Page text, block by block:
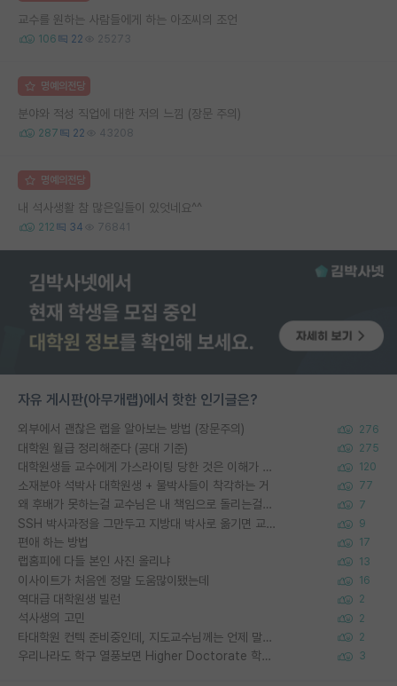
교수를 원하는 사람들에게 하는 아조씨의 조언
106 22 25273
명예의전당
분야와 적성 직업에 대한 저의 느낌 (장문 주의)
287 22 43208
명예의전당
내 석사생활 참 많은일들이 있엇네요^^
212 34 76841
자유 게시판(아무개랩)에서 핫한 인기글은?
외부에서 괜찮은 랩을 알아보는 방법 (장문주의) 276
대학원 월급 정리해준다 (공대 기준) 275
대학원생들 교수에게 가스라이팅 당한 것은 이해가 갑니다. 안타깝네요. 120
소재분야 석박사 대학원생 + 물박사들이 착각하는 거 77
왜 후배가 못하는걸 교수님은 내 책임으로 돌리는걸까요? 7
SSH 박사과정을 그만두고 지방대 박사로 옮기면 교수의 꿈은 끝일까요? 9
편애 하는 방법 17
랩홈피에 다들 본인 사진 올리냐 13
이사이트가 처음엔 정말 도움많이됐는데 16
역대급 대학원생 빌런 2
석사생의 고민 2
타대학원 컨텍 준비중인데, 지도교수님께는 언제 말씀드려야 할까요? 2
우리나라도 학구 열풍보면 Higher Doctorate 학위가 필요하다고 봅니다. 3